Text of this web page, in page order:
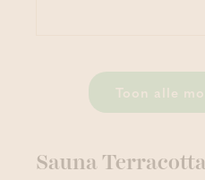
Toon alle
Sauna Terracotta